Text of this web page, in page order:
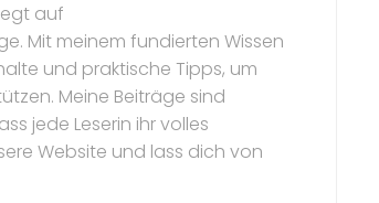
auf
Mit meinem fundierten Wissen
und praktische Tipps, um
Meine Beiträge sind
jede Leserin ihr volles
Website und lass dich von